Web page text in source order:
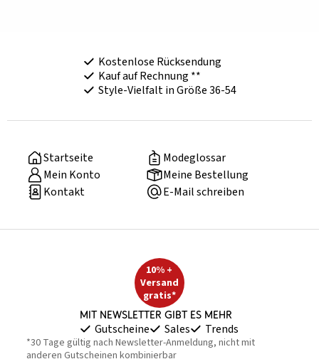
Kostenlose Rücksendung
Kauf auf Rechnung **
Style-Vielfalt in Größe 36-54
Startseite
Modeglossar
Mein Konto
Meine Bestellung
Kontakt
E-Mail schreiben
10% +
Versand
gratis*
Mit Newsletter gibt es mehr
Gutscheine Sales Trends
*30 Tage gültig nach Newsletter-Anmeldung, nicht mit
anderen Gutscheinen kombinierbar